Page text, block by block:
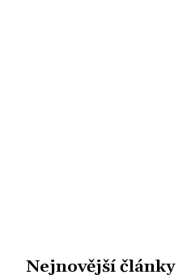
Nejnovější články